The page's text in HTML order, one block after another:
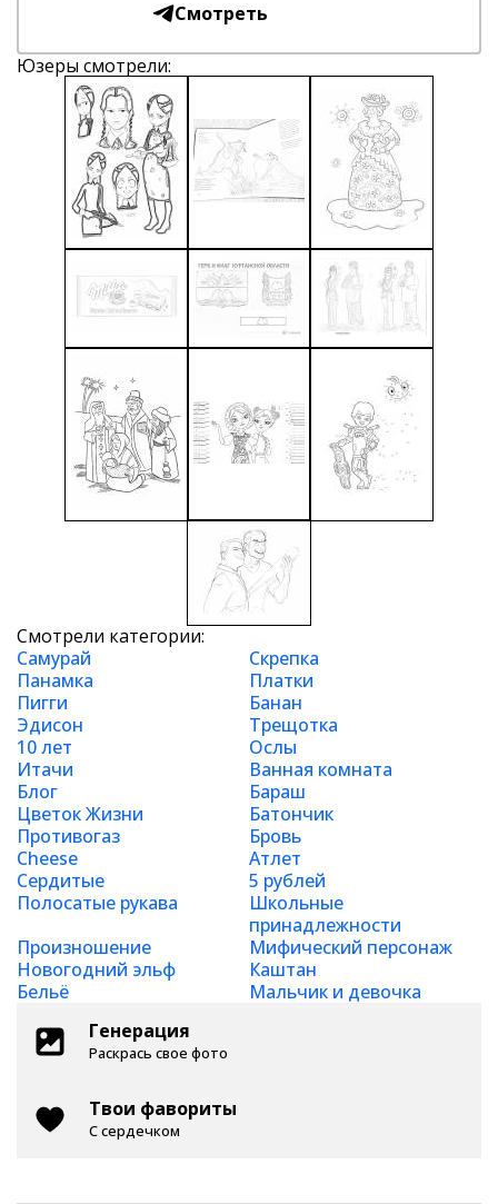
Смотреть
Юзеры смотрели:
Смотрели категории:
Самурай
Скрепка
Панамка
Платки
Пигги
Банан
Эдисон
Трещотка
10 лет
Ослы
Итачи
Ванная комната
Блог
Бараш
Цветок Жизни
Батончик
Противогаз
Бровь
Cheese
Атлет
Сердитые
5 рублей
Полосатые рукава
Школьные
принадлежности
Произношение
Мифический персонаж
Новогодний эльф
Каштан
Бельё
Мальчик и девочка
Генерация
Раскрась свое фото
Твои фавориты
С сердечком